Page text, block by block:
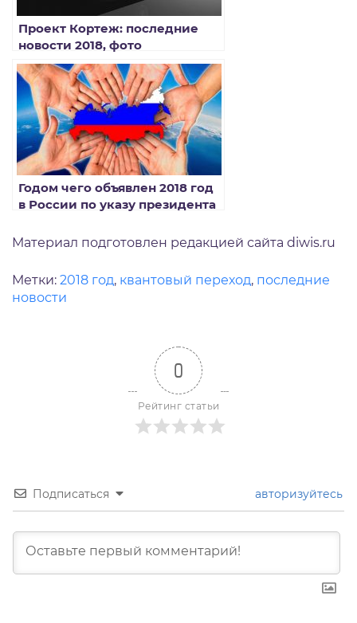
Проект Кортеж: последние
новости 2018, фото
Годом чего объявлен 2018 год
в России по указу президента
Материал подготовлен редакцией сайта diwis.ru
Метки: 2018 год, квантовый переход, последние
новости
0
Рейтинг статьи
Подписаться авторизуйтесь